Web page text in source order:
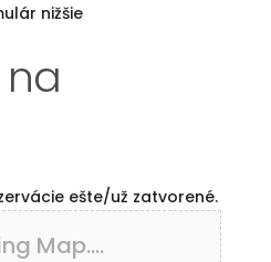
nižšie
na
ešte/už zatvorené.
Map....